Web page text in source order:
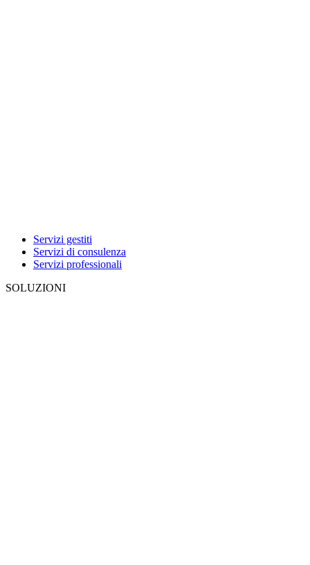
Servizi gestiti
Servizi di consulenza
Servizi professionali
SOLUZIONI